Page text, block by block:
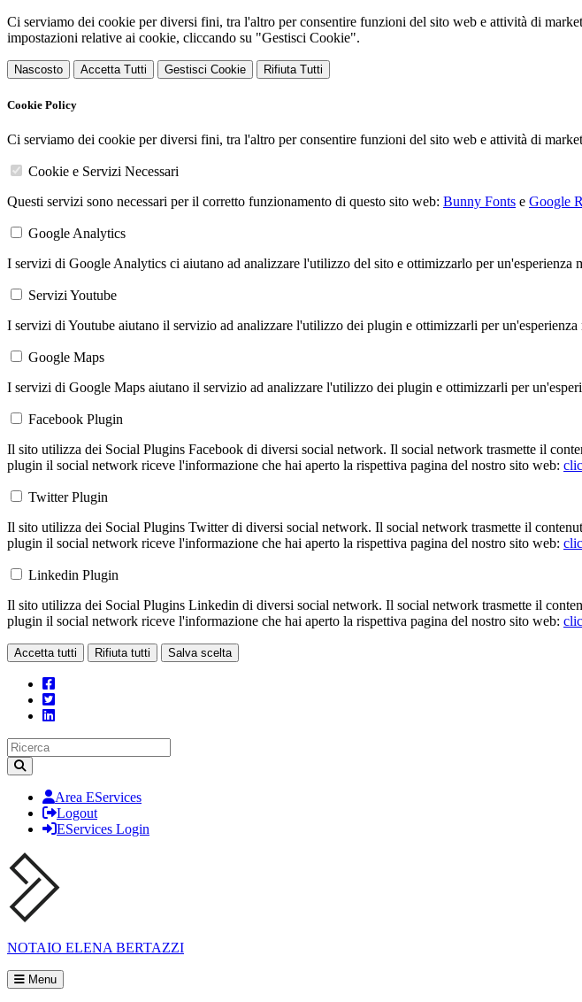
Ci serviamo dei cookie per diversi fini, tra l'altro per consentire funzioni del sito web e attività di
impostazioni relative ai cookie, cliccando su "Gestisci Cookie".
Nascosto Accetta Tutti Gestisci Cookie Rifiuta Tutti
Cookie Policy
Ci serviamo dei cookie per diversi fini, tra l'altro per consentire funzioni del sito web e attività di
Cookie e Servizi Necessari
Questi servizi sono necessari per il corretto funzionamento di questo sito web: Bunny Fonts e Google
Google Analytics
I servizi di Google Analytics ci aiutano ad analizzare l'utilizzo del sito e ottimizzarlo per un'esperienza
Servizi Youtube
I servizi di Youtube aiutano il servizio ad analizzare l'utilizzo dei plugin e ottimizzarli per
Google Maps
I servizi di Google Maps aiutano il servizio ad analizzare l'utilizzo dei plugin e ottimizzarli per
Facebook Plugin
Il sito utilizza dei Social Plugins Facebook di diversi social network. Il social network trasmette il
plugin il social network riceve l'informazione che hai aperto la rispettiva pagina del nostro sito web:
Twitter Plugin
Il sito utilizza dei Social Plugins Twitter di diversi social network. Il social network trasmette il
plugin il social network riceve l'informazione che hai aperto la rispettiva pagina del nostro sito web:
Linkedin Plugin
Il sito utilizza dei Social Plugins Linkedin di diversi social network. Il social network trasmette il
plugin il social network riceve l'informazione che hai aperto la rispettiva pagina del nostro sito web:
Accetta tutti Rifiuta tutti Salva scelta
Area EServices
Logout
EServices Login
NOTAIO ELENA BERTAZZI
Menu